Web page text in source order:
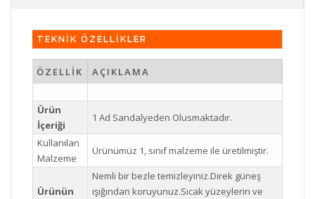
TEKNİK ÖZELLİKLER
ÖZELLİK AÇIKLAMA
Ürün
İçeriği
1 Ad Sandalyeden Olusmaktadır.
Kullanılan
Malzeme
Ürünümüz 1, sınıf malzeme ile üretilmiştir.
Ürünün
Nemli bir bezle temizleyiniz.Direk güneş
ışığından koruyunuz.Sıcak yüzeylerin ve